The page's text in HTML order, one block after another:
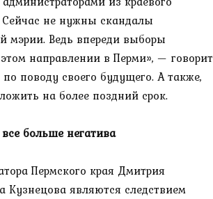
Сейчас не нужны скандалы
мэрии. Ведь впереди выборы
направлении в Перми», — говорит
поводу своего будущего. А также,
на более поздний срок.
больше негатива
Пермского края Дмитрия
Кузнецова являются следствием